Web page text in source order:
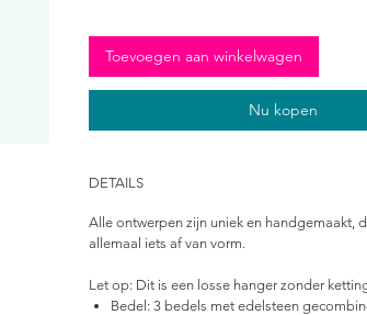
Toevoegen aan winkelwagen
Nu kopen
DETAILS
Alle ontwerpen zijn uniek en handgemaakt,
allemaal iets af van vorm.
Let op: Dit is een losse hanger zonder
Bedel: 3 bedels met edelsteen